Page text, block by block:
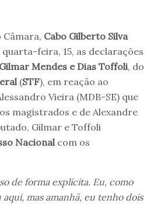
Cabo Gilberto Silva
feira, 15, as declarações
Gilmar Mendes e Dias Toffoli, do
(STF), em reação ao
Vieira (MDB-SE) que
magistrados e de Alexandre
Gilmar e Toffoli
Nacionalcom os
de forma explícita. Eu, como
mas amanhã, eu tenho dois